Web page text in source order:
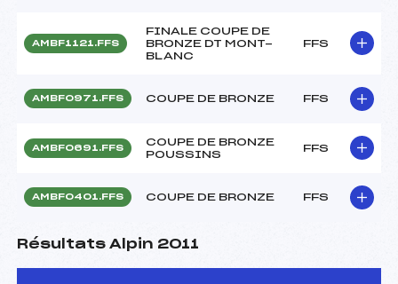
AMBF1121.FFS
FINALE COUPE DE
BRONZE DT MONT-
BLANC
FFS
AMBF0971.FFS COUPE DE BRONZE FFS
AMBF0691.FFS
COUPE DE BRONZE
POUSSINS
FFS
AMBF0401.FFS COUPE DE BRONZE FFS
Résultats Alpin 2011